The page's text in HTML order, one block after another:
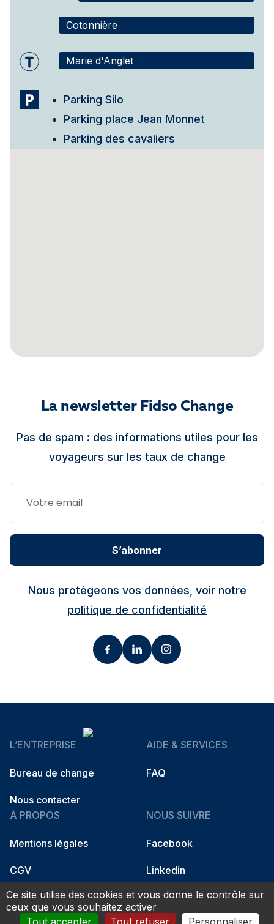
Cotonnière
Marie d'Anglet
Parking Silo
Parking place Jean Monnet
Parking des cavaliers
La newsletter Fidso Change
Pas de spam : des informations utiles pour les
voyageurs sur les taux de change
S’abonner
Nous protégeons vos données, voir notre
politique de confidentialité
L’ENTREPRISE
Bureau de change
Nous contacter
AIDE & SERVICES
FAQ
À PROPOS
Mentions légales
CGV
NOUS SUIVRE
Facebook
Linkedin
Instagram
Ce site utilise des cookies et vous donne le contrôle sur
ceux que vous souhaitez activer
Tout accepter
Tout refuser Personnaliser